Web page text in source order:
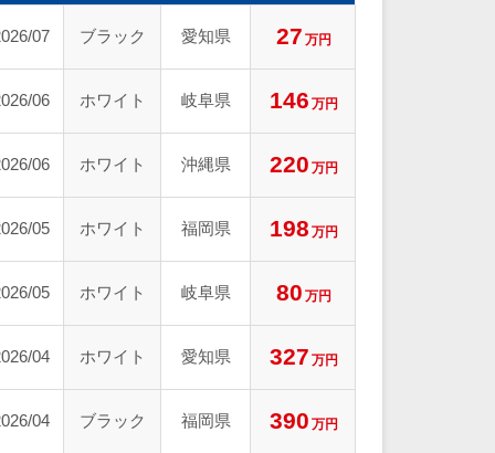
07 ブラック 愛知県 27 万円
06 ホワイト 岐阜県 146 万円
06 ホワイト 沖縄県 220 万円
05 ホワイト 福岡県 198 万円
05 ホワイト 岐阜県 80 万円
04 ホワイト 愛知県 327 万円
04 ブラック 福岡県 390 万円